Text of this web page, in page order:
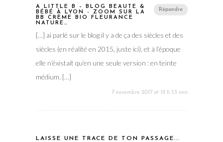
Répondre
A LITTLE B – BLOG BEAUTÉ &
BÉBÉ À LYON - ZOOM SUR LA
BB CRÈME BIO FLEURANCE
NATURE…
[…] ai parlé sur le blog il y a de ça des siècles et des
siècles (en réalité en 2015, juste ici), et à l’époque
elle n’éxistait qu’en une seule version : en teinte
médium. […]
7 novembre 2017 at 18 h 53 min
LAISSE UNE TRACE DE TON PASSAGE...